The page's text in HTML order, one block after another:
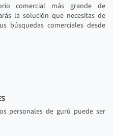
comercial más grande de
la solución que necesitas de
búsquedas comerciales desde
personales de gurú puede ser